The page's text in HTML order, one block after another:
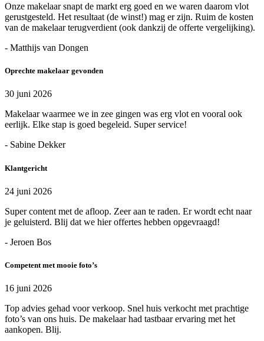
Onze makelaar snapt de markt erg goed en we waren daarom vlot
gerustgesteld. Het resultaat (de winst!) mag er zijn. Ruim de kosten
van de makelaar terugverdient (ook dankzij de offerte vergelijking).
- Matthijs van Dongen
Oprechte makelaar gevonden
30 juni 2026
Makelaar waarmee we in zee gingen was erg vlot en vooral ook
eerlijk. Elke stap is goed begeleid. Super service!
- Sabine Dekker
Klantgericht
24 juni 2026
Super content met de afloop. Zeer aan te raden. Er wordt echt naar
je geluisterd. Blij dat we hier offertes hebben opgevraagd!
- Jeroen Bos
Competent met mooie foto’s
16 juni 2026
Top advies gehad voor verkoop. Snel huis verkocht met prachtige
foto’s van ons huis. De makelaar had tastbaar ervaring met het
aankopen. Blij.